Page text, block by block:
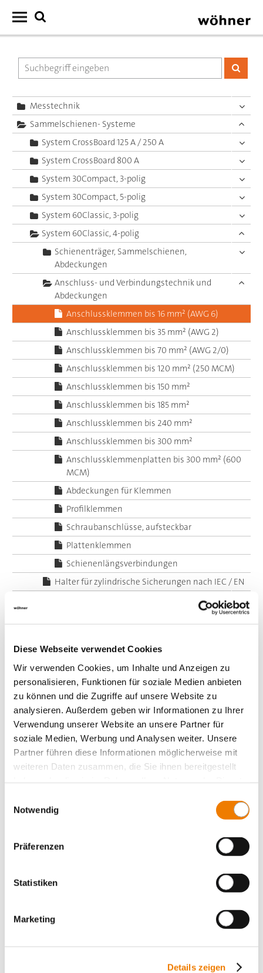
Diese Webseite verwendet Cookies
Wir verwenden Cookies, um Inhalte und Anzeigen zu
personalisieren, Funktionen für soziale Medien anbieten
zu können und die Zugriffe auf unsere Website zu
analysieren. Außerdem geben wir Informationen zu Ihrer
Verwendung unserer Website an unsere Partner für
soziale Medien, Werbung und Analysen weiter. Unsere
Partner führen diese Informationen möglicherweise mit
weiteren Daten zusammen, die Sie ihnen bereitgestellt
Notwendig
Präferenzen
Statistiken
Marketing
Details zeigen
Messtechnik
Sammelschienen- Systeme
System CrossBoard 125 A / 250 A
System CrossBoard 800 A
System 30Compact, 3-polig
System 30Compact, 5-polig
System 60Classic, 3-polig
System 60Classic, 4-polig
Schienenträger, Sammelschienen,
Abdeckungen
Anschluss- und Verbindungstechnik und
Abdeckungen
Anschlussklemmen bis 16 mm² (AWG 6)
Anschlussklemmen bis 35 mm² (AWG 2)
Anschlussklemmen bis 70 mm² (AWG 2/0)
Anschlussklemmen bis 120 mm² (250 MCM)
Anschlussklemmen bis 150 mm²
Anschlussklemmen bis 185 mm²
Anschlussklemmen bis 240 mm²
Anschlussklemmen bis 300 mm²
Anschlussklemmenplatten bis 300 mm² (600
MCM)
Abdeckungen für Klemmen
Profilklemmen
Schraubanschlüsse, aufsteckbar
Plattenklemmen
Schienenlängsverbindungen
Halter für zylindrische Sicherungen nach IEC / EN
Zentraleinspeisung
Panel Sicherungshalter
Panel Schaltgeräte
Zubehör
Value Added Services